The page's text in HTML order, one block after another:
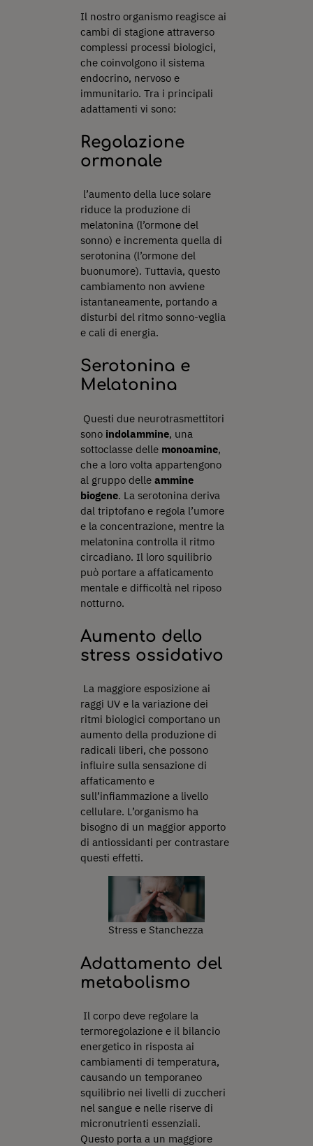
Il nostro organismo reagisce ai
cambi di stagione attraverso
complessi processi biologici,
che coinvolgono il sistema
endocrino, nervoso e
immunitario. Tra i principali
adattamenti vi sono:
Regolazione
ormonale
l’aumento della luce solare
riduce la produzione di
melatonina (l’ormone del
sonno) e incrementa quella di
serotonina (l’ormone del
buonumore). Tuttavia, questo
cambiamento non avviene
istantaneamente, portando a
disturbi del ritmo sonno-veglia
e cali di energia.
Serotonina e
Melatonina
Questi due neurotrasmettitori
sono indolammine, una
sottoclasse delle monoamine,
che a loro volta appartengono
al gruppo delleammine
biogene. La serotonina deriva
dal triptofano e regola l’umore
e la concentrazione, mentre la
melatonina controlla il ritmo
circadiano. Il loro squilibrio
può portare a affaticamento
mentale e difficoltà nel riposo
notturno.
Aumento dello
stress ossidativo
La maggiore esposizione ai
raggi UV e la variazione dei
ritmi biologici comportano un
aumento della produzione di
radicali liberi, che possono
influire sulla sensazione di
affaticamento e
sull’infiammazione a livello
cellulare. L’organismo ha
bisogno di un maggior apporto
di antiossidanti per contrastare
questi effetti.
Stress e Stanchezza
Adattamento del
metabolismo
Il corpo deve regolare la
termoregolazione e il bilancio
energetico in risposta ai
cambiamenti di temperatura,
causando un temporaneo
squilibrio nei livelli di zuccheri
nel sangue e nelle riserve di
micronutrienti essenziali.
Questo porta a un maggiore